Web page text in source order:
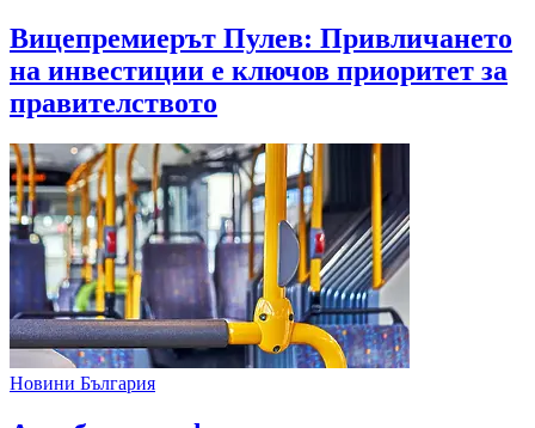
Вицепремиерът Пулев: Привличането
на инвестиции е ключов приоритет за
правителството
Новини България